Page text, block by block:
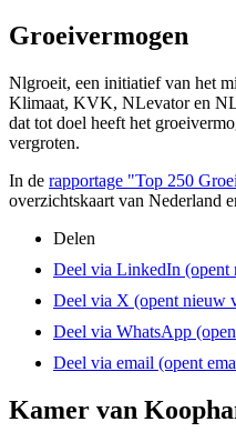
Groeivermogen
Nlgroeit, een initiatief van het
Klimaat, KVK, NLevator en
dat tot doel heeft het
vergroten.
In de rapportage "Top 250
overzichtskaart van Nederland
Delen
Deel via LinkedIn (opent
Deel via X (opent nieuw
Deel via WhatsApp
Deel via email (opent
Kamer van